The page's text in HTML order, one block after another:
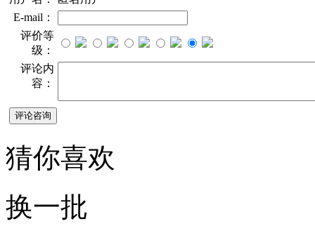
E-mail：
评价等
级：
评论内
容：
猜你喜欢
换一批